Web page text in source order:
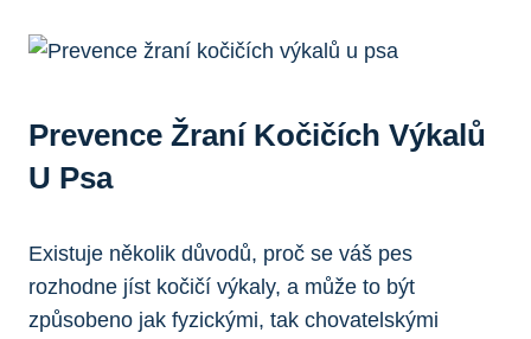
Prevence Žraní Kočičích Výkalů
U Psa
Existuje několik důvodů, proč se váš pes
rozhodne jíst kočičí výkaly, a může to být
způsobeno jak fyzickými, tak chovatelskými